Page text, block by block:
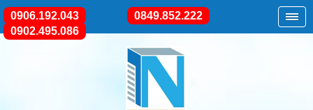
0906.192.043
0849.852.222
0902.495.086